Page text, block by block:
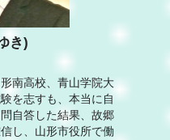
き)
南高校、青山学院大
を志すも、本当に自
自答した結果、故郷
し、山形市役所で働